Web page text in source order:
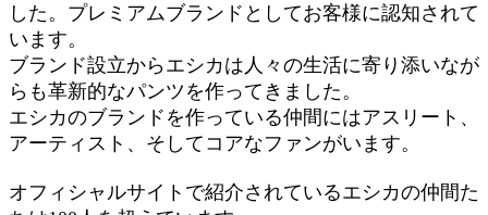
した。プレミアムブランドとしてお客様に認知されて
います。
ブランド設立からエシカは人々の生活に寄り添いなが
らも革新的なパンツを作ってきました。
エシカのブランドを作っている仲間にはアスリート、
アーティスト、そしてコアなファンがいます。
オフィシャルサイトで紹介されているエシカの仲間た